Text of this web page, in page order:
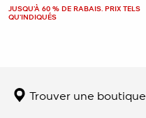
JUSQU’À 60 % DE RABAIS. PRIX TELS
QU'INDIQUÉS
Trouver une boutique